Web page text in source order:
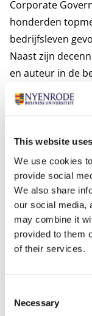
This website
We use cookies
provide social
We also share
our social media,
may combine it
provided to them
of their services.
Selection
Necessary
Corporate
honderden
bedrijfsleven
Naast zijn
en auteur in de
een bijzondere
strategie,
culturele
Concertgebouw
bestuurlijke
Lachotzki toe tot
dat het cultureel
Orde van
De Orde van
in Nederland.